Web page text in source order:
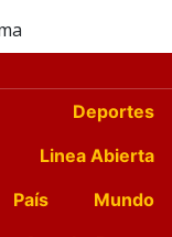
Deportes
Linea Abierta
País
Mundo